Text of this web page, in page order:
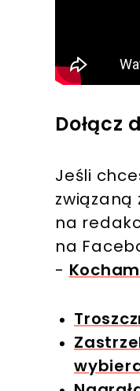
Dołącz
Jeśli
związaną
na
na
-